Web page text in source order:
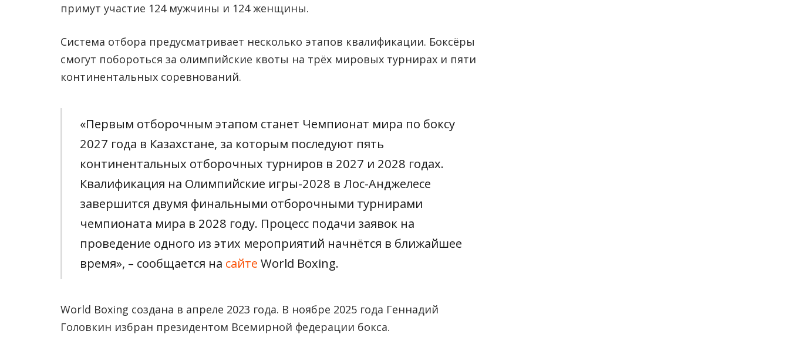
примут участие 124 мужчины и 124 женщины.
Система отбора предусматривает несколько этапов квалификации. Боксёры
смогут побороться за олимпийские квоты на трёх мировых турнирах и пяти
континентальных соревнований.
«Первым отборочным этапом станет Чемпионат мира по боксу
2027 года в Казахстане, за которым последуют пять
континентальных отборочных турниров в 2027 и 2028 годах.
Квалификация на Олимпийские игры-2028 в Лос-Анджелесе
завершится двумя финальными отборочными турнирами
чемпионата мира в 2028 году. Процесс подачи заявок на
проведение одного из этих мероприятий начнётся в ближайшее
время», – сообщается на сайте World Boxing.
World Boxing создана в апреле 2023 года. В ноябре 2025 года Геннадий
Головкин избран президентом Всемирной федерации бокса.